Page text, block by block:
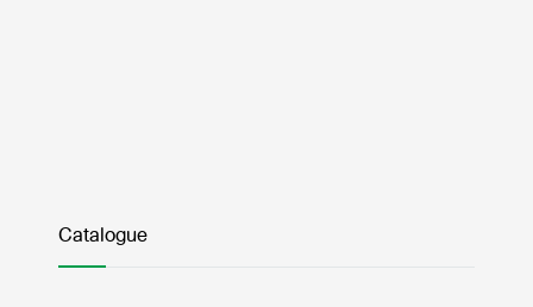
Catalogue